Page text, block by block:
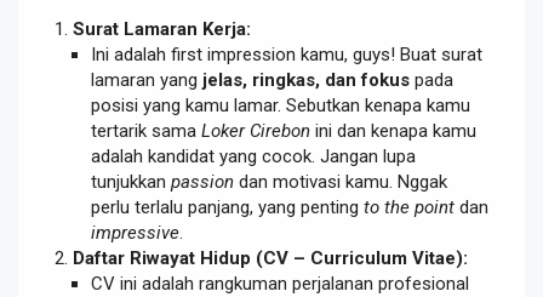
Surat Lamaran Kerja:
Ini adalah first impression kamu, guys! Buat surat
lamaran yang jelas, ringkas, dan fokus pada
posisi yang kamu lamar. Sebutkan kenapa kamu
tertarik sama Loker Cirebon ini dan kenapa kamu
adalah kandidat yang cocok. Jangan lupa
tunjukkan passion dan motivasi kamu. Nggak
perlu terlalu panjang, yang penting to the point dan
impressive.
Daftar Riwayat Hidup (CV – Curriculum Vitae):
CV ini adalah rangkuman perjalanan profesional